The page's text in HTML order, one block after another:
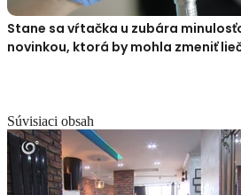
Stane sa vŕtačka u zubára
novinkou, ktorá by mohla zmeniť
Súvisiaci obsah